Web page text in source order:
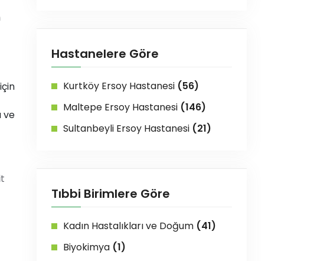
ve
Hastanelere Göre
Kurtköy Ersoy Hastanesi (56)
Maltepe Ersoy Hastanesi (146)
Sultanbeyli Ersoy Hastanesi (21)
Tıbbi Birimlere Göre
Kadın Hastalıkları ve Doğum (41)
Biyokimya (1)